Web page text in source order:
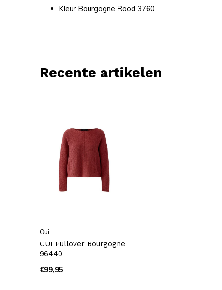
Kleur Bourgogne Rood 3760
Recente artikelen
Oui
OUI Pullover Bourgogne
96440
€99,95